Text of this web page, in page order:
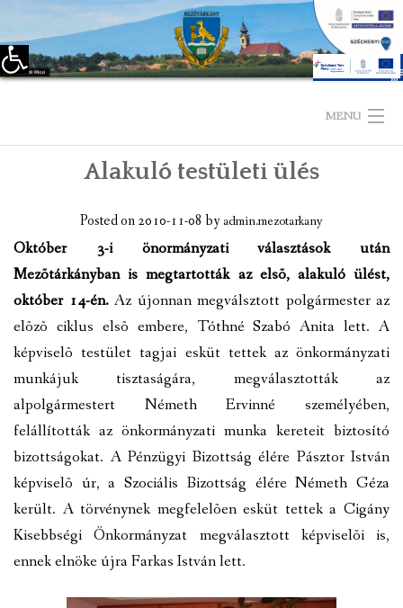
Eszköztár megnyitása
MENU
KEZDŐLAP
TELEPÜLÉSÜNKRŐL
LÁTNIVALÓK
KAPCSOLAT
ÖNKORMÁNYZAT
KÉPVISELŐ-TESTÜLET
VÁLASZTÁSI INFORMÁCIÓK
TÁRSULÁS
PÁLYÁZATOK
HIRDETMÉNYEK
Alakuló testületi ülés
Posted on2010-11-08 byadmin.mezotarkany
Október 3-i önormányzati választások után
Mezõtárkányban is megtartották az elsõ, alakuló ülést,
október 14-én. Az újonnan megválsztott polgármester az
elõzõ ciklus elsõ embere, Tóthné Szabó Anita lett. A
képviselõ testület tagjai esküt tettek az önkormányzati
munkájuk tisztaságára, megválasztották az
alpolgármestert Németh Ervinné személyében,
felállították az önkormányzati munka kereteit biztosító
bizottságokat. A Pénzügyi Bizottság élére Pásztor István
képviselõ úr, a Szociális Bizottság élére Németh Géza
került. A törvénynek megfelelõen esküt tettek a Cigány
Kisebbségi Önkormányzat megválasztott képviselõi is,
ennek elnöke újra Farkas István lett.